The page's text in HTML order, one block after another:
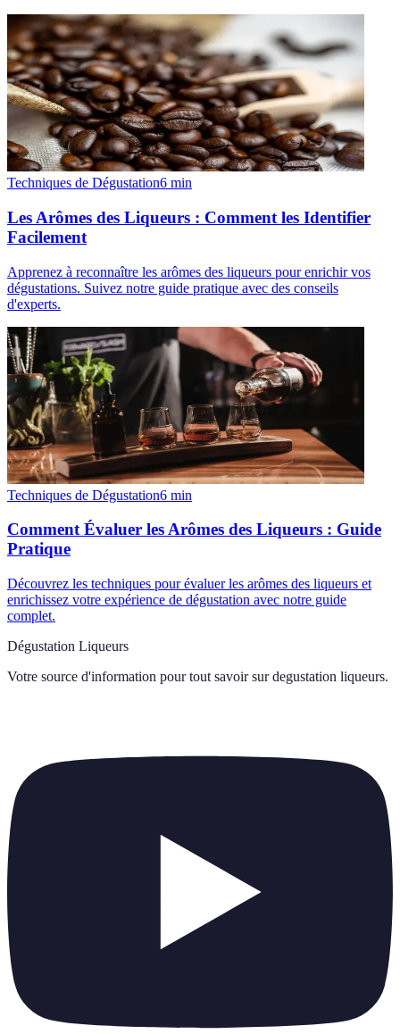
Techniques de Dégustation6 min
Les Arômes des Liqueurs : Comment les Identifier
Facilement
Apprenez à reconnaître les arômes des liqueurs pour enrichir vos
dégustations. Suivez notre guide pratique avec des conseils
d'experts.
Techniques de Dégustation6 min
Comment Évaluer les Arômes des Liqueurs : Guide
Pratique
Découvrez les techniques pour évaluer les arômes des liqueurs et
enrichissez votre expérience de dégustation avec notre guide
complet.
Dégustation Liqueurs
Votre source d'information pour tout savoir sur degustation liqueurs.